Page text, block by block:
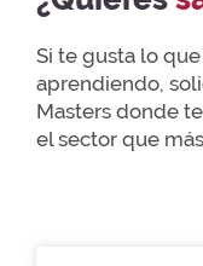
Si te gusta lo
aprendiendo,
Masters donde
el sector que